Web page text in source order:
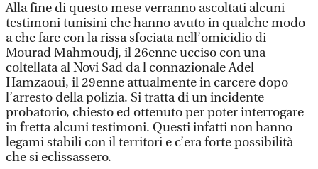
Alla fine di questo mese verranno ascoltati alcuni
testimoni tunisini che hanno avuto in qualche modo
a che fare con la rissa sfociata nell’omicidio di
Mourad Mahmoudj, il 26enne ucciso con una
coltellata al Novi Sad da l connazionale Adel
Hamzaoui, il 29enne attualmente in carcere dopo
l’arresto della polizia. Si tratta di un incidente
probatorio, chiesto ed ottenuto per poter interrogare
in fretta alcuni testimoni. Questi infatti non hanno
legami stabili con il territori e c’era forte possibilità
che si eclissassero.